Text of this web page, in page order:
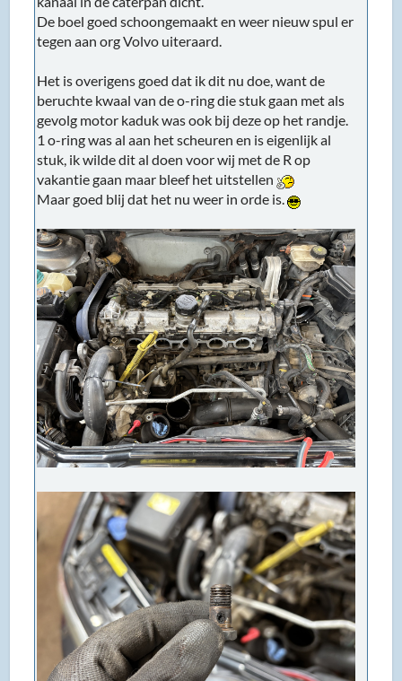
De boel goed schoongemaakt en weer nieuw spul er
tegen aan org Volvo uiteraard.
Het is overigens goed dat ik dit nu doe, want de
beruchte kwaal van de o-ring die stuk gaan met als
gevolg motor kaduk was ook bij deze op het randje.
1 o-ring was al aan het scheuren en is eigenlijk al
stuk, ik wilde dit al doen voor wij met de R op
vakantie gaan maar bleef het uitstellen
Maar goed blij dat het nu weer in orde is.